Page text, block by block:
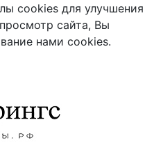
cookies для улучшения
сайта, Вы
нами cookies.